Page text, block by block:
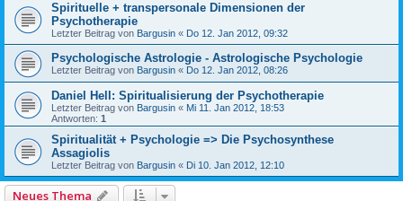
Spirituelle + transpersonale Dimensionen der
Psychotherapie
Letzter Beitrag von Bargusin « Do 12. Jan 2012, 09:32
Psychologische Astrologie - Astrologische Psychologie
Letzter Beitrag von Bargusin « Do 12. Jan 2012, 08:26
Daniel Hell: Spiritualisierung der Psychotherapie
Letzter Beitrag von Bargusin « Mi 11. Jan 2012, 18:53
Antworten: 1
Spiritualität + Psychologie => Die Psychosynthese
Assagiolis
Letzter Beitrag von Bargusin « Di 10. Jan 2012, 12:10
Neues Thema